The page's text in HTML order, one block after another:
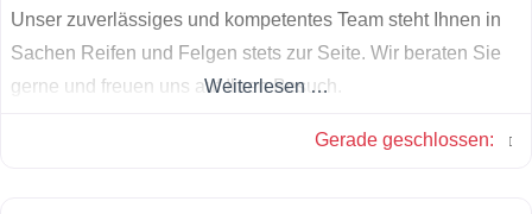
Unser zuverlässiges und kompetentes Team steht Ihnen in
Sachen Reifen und Felgen stets zur Seite. Wir beraten Sie
gerne und freuen uns auf Ihren Besuch.
Weiterlesen …
Gerade geschlossen: